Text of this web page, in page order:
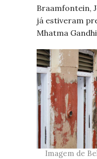
Braamfontein,
já estiveram
Mhatma
Imagem de